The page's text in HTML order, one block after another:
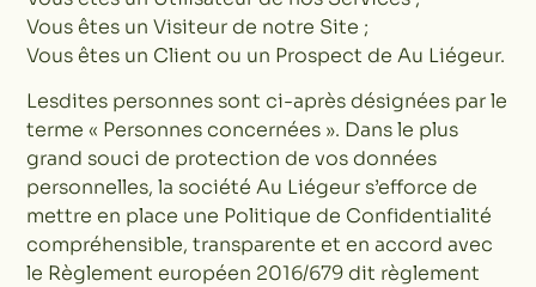
Vous êtes un Visiteur de notre Site ;
Vous êtes un Client ou un Prospect de Au Liégeur.
Lesdites personnes sont ci-après désignées par le
terme « Personnes concernées ». Dans le plus
grand souci de protection de vos données
personnelles, la société Au Liégeur s’efforce de
mettre en place une Politique de Confidentialité
compréhensible, transparente et en accord avec
le Règlement européen 2016/679 dit règlement